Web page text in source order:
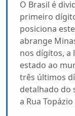
O Brasil é
primeiro
posiciona
abrange
nos dígitos, a
estado ao
três últimos
detalhado do
a Rua